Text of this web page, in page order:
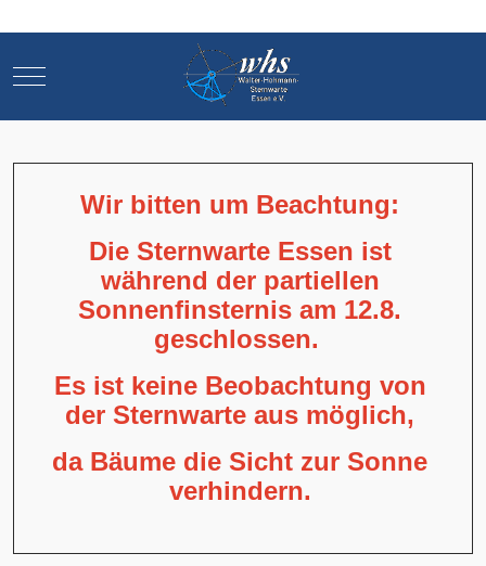
Mobile Menu Toggle
Wir bitten um Beachtung:
Die Sternwarte Essen ist
während der partiellen
Sonnenfinsternis am 12.8.
geschlossen.
Es ist keine Beobachtung von
der Sternwarte aus möglich,
da Bäume die Sicht zur Sonne
verhindern.